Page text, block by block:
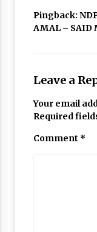
Pingback:
AMAL – SAID
Leave a
Your email
Required
Comment *